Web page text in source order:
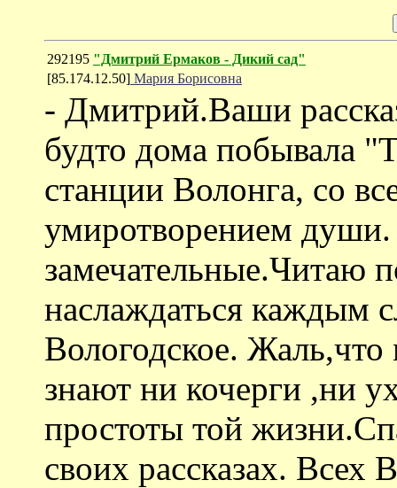
292195 "Дмитрий Ермаков - Дикий сад"
[85.174.12.50] Мария Борисовна
- Дмитрий.Ваши
будто дома побывала
станции Волонга, со
умиротворением души.
замечательные.Читаю
наслаждаться каждым
Вологодское.
знают ни кочерги ,ни
простоты той
своих рассказах. Всех